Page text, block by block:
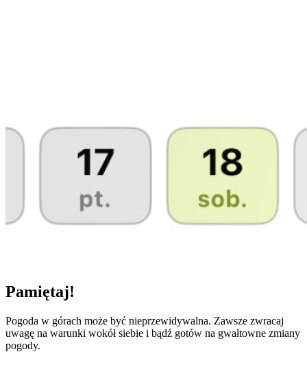
Pamiętaj!
Pogoda w górach może być nieprzewidywalna. Zawsze zwracaj
uwagę na warunki wokół siebie i bądź gotów na gwałtowne zmiany
pogody.